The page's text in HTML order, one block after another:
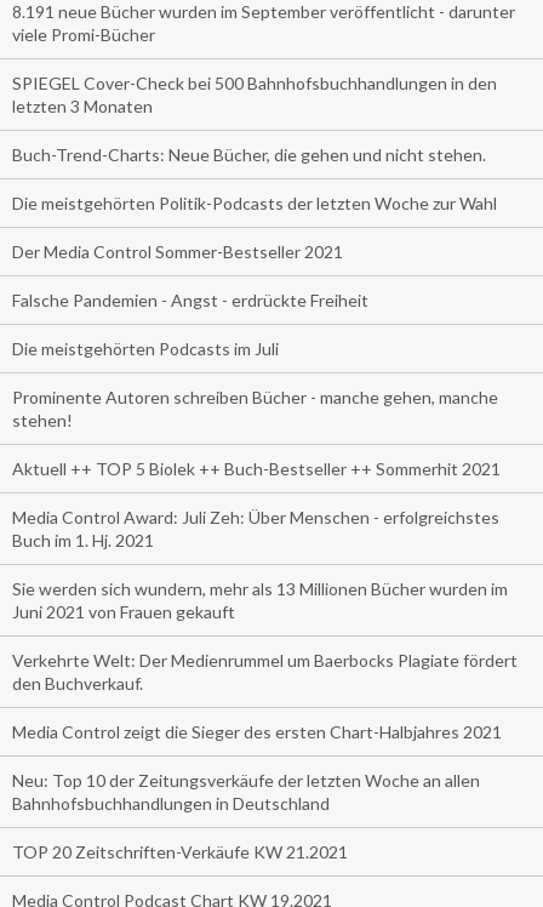
8.191 neue Bücher wurden im September veröffentlicht - darunter
viele Promi-Bücher
SPIEGEL Cover-Check bei 500 Bahnhofsbuchhandlungen in den
letzten 3 Monaten
Buch-Trend-Charts: Neue Bücher, die gehen und nicht stehen.
Die meistgehörten Politik-Podcasts der letzten Woche zur Wahl
Der Media Control Sommer-Bestseller 2021
Falsche Pandemien - Angst - erdrückte Freiheit
Die meistgehörten Podcasts im Juli
Prominente Autoren schreiben Bücher - manche gehen, manche
stehen!
Aktuell ++ TOP 5 Biolek ++ Buch-Bestseller ++ Sommerhit 2021
Media Control Award: Juli Zeh: Über Menschen - erfolgreichstes
Buch im 1. Hj. 2021
Sie werden sich wundern, mehr als 13 Millionen Bücher wurden im
Juni 2021 von Frauen gekauft
Verkehrte Welt: Der Medienrummel um Baerbocks Plagiate fördert
den Buchverkauf.
Media Control zeigt die Sieger des ersten Chart-Halbjahres 2021
Neu: Top 10 der Zeitungsverkäufe der letzten Woche an allen
Bahnhofsbuchhandlungen in Deutschland
TOP 20 Zeitschriften-Verkäufe KW 21.2021
Media Control Podcast Chart KW 19.2021